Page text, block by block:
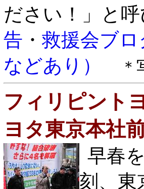
ださい！」と
告 ・ 救援会ブ
などあり）
フィリピント
ヨタ東京本社
早春
刻、東